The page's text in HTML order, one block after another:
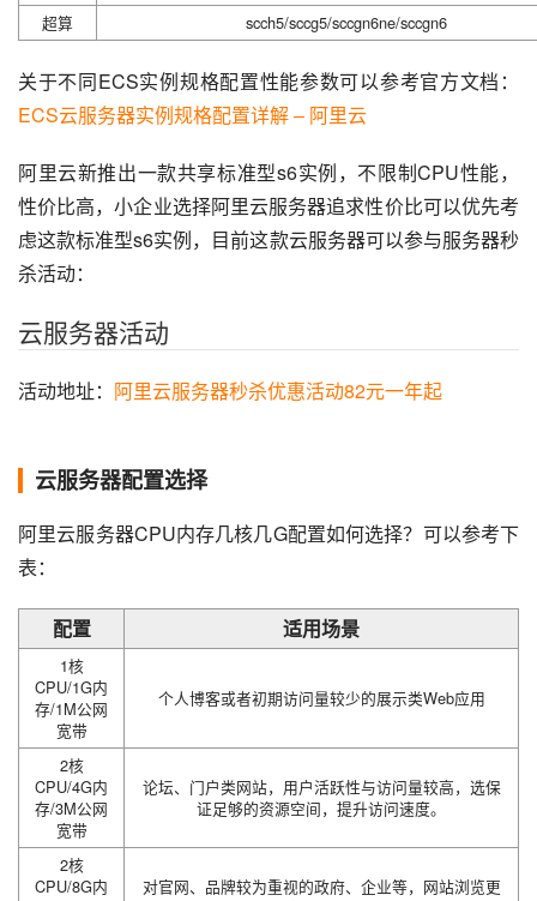
超算
scch5/sccg5/sccgn6ne/sccgn6
关于不同ECS实例规格配置性能参数可以参考官方文档：
ECS云服务器实例规格配置详解 – 阿里云
阿里云新推出一款共享标准型s6实例，不限制CPU性能，
性价比高，小企业选择阿里云服务器追求性价比可以优先考
虑这款标准型s6实例，目前这款云服务器可以参与服务器秒
杀活动：
云服务器活动
活动地址： 阿里云服务器秒杀优惠活动82元一年起
云服务器配置选择
阿里云服务器CPU内存几核几G配置如何选择？可以参考下
表：
配置 适用场景
1核
CPU/1G内
存/1M公网
宽带
个人博客或者初期访问量较少的展示类Web应用
2核
CPU/4G内
存/3M公网
宽带
论坛、门户类网站，用户活跃性与访问量较高，选保
证足够的资源空间，提升访问速度。
2核
CPU/8G内
对官网、品牌较为重视的政府、企业等，网站浏览更